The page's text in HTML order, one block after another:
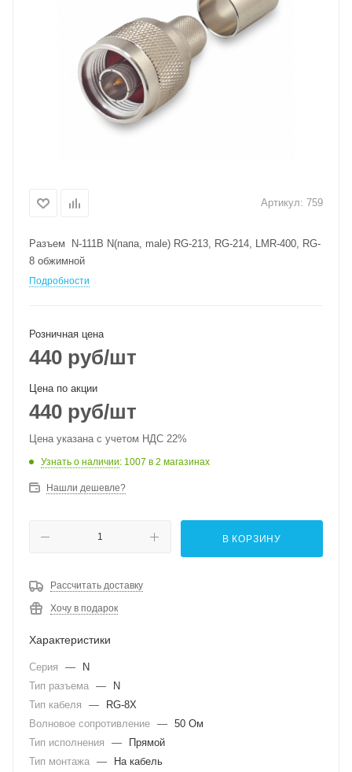
Артикул: 759
Разъем N-111B N(папа, male) RG-213, RG-214, LMR-400, RG-
8 обжимной
Подробности
Розничная цена
440 руб/шт
Цена по акции
440 руб/шт
Цена указана с учетом НДС 22%
Узнать о наличии: 1007 в 2 магазинах
Нашли дешевле?
В КОРЗИНУ
Рассчитать доставку
Хочу в подарок
Характеристики
Серия —
N
Тип разъема —
N
Тип кабеля
—
RG-8X
Волновое сопротивление — 50 Ом
Тип исполнения
—
Прямой
Тип монтажа — На кабель